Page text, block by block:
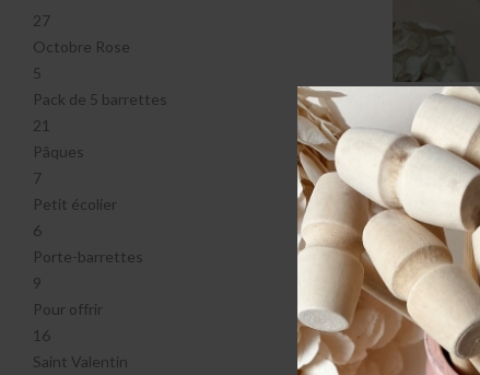
27
Octobre Rose
5
Pack de 5 barrettes
21
Pâques
7
Petit écolier
6
Porte-barrettes
9
Pour offrir
16
Saint Valentin